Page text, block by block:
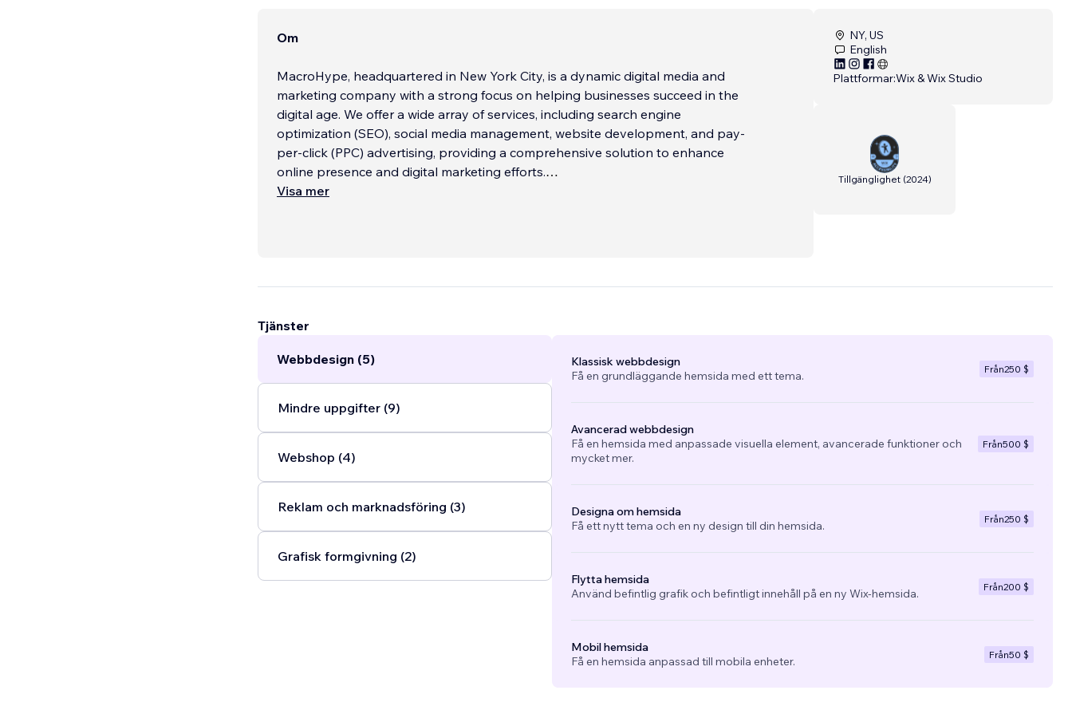
Om
MacroHype, headquartered in New York City, is a dynamic digital media and
marketing company with a strong focus on helping businesses succeed in the
digital age. We offer a wide array of services, including search engine
optimization (SEO), social media management, website development, and pay-
per-click (PPC) advertising, providing a comprehensive solution to enhance
online presence and digital marketing efforts.
Visa mer
NY, US
English
Plattformar:Wix & Wix Studio
Tillgänglighet(2024)
Tjänster
Webbdesign (5)
Mindre uppgifter (9)
Webshop (4)
Reklam och marknadsföring (3)
Grafisk formgivning (2)
Klassisk webbdesign
Få en grundläggande hemsida med ett tema.
Från250 $
Avancerad webbdesign
Få en hemsida med anpassade visuella element, avancerade funktioner och
mycket mer.
Från500 $
Designa om hemsida
Få ett nytt tema och en ny design till din hemsida.
Från250 $
Flytta hemsida
Använd befintlig grafik och befintligt innehåll på en ny Wix-hemsida.
Från200 $
Mobil hemsida
Få en hemsida anpassad till mobila enheter.
Från50 $